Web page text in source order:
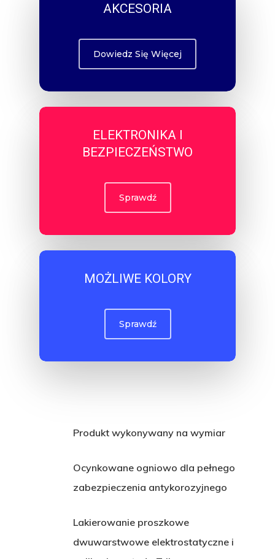
AKCESORIA
Dowiedz Się Więcej
ELEKTRONIKA I
BEZPIECZEŃSTWO
Sprawdź
MOŻLIWE KOLORY
Sprawdź
Produkt wykonywany na wymiar
Ocynkowane ogniowo dla pełnego
zabezpieczenia antykorozyjnego
Lakierowanie proszkowe
dwuwarstwowe elektrostatyczne i